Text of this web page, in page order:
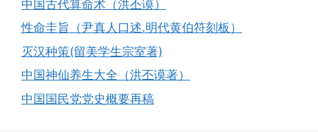
中国古代算命术（洪丕谟）
性命圭旨（尹真人口述.明代黄伯符刻板）
灭汉种策(留美学生宗室著)
中国神仙养生大全（洪丕谟著）
中国国民党党史概要再稿